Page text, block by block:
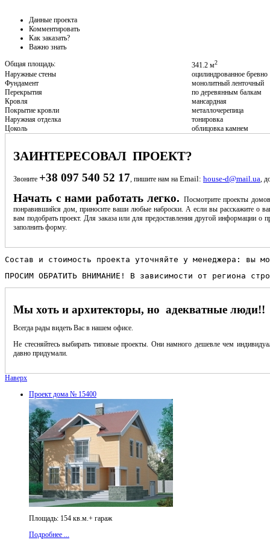
Данные проекта
Комментировать
Как заказать?
Важно знать
Общая площадь:
341.2 м2
Наружные стены
оцилиндрованное бревно
Фундамент
монолитный ленточный
Перекрытия
по деревянным балкам
Кровля
мансардная
Покрытие кровли
металлочерепица
Наружная отделка
тонировка
Цоколь
облицовка камнем
ЗАИНТЕРЕСОВАЛ ПРОЕКТ?
Звоните +38 097 540 52 17 , пишите нам на Email: house-d@mail.ua ,
Начать с нами работать легко. Посмотрите проекты
понравившийся дом, приносите ваши любые наброски. А если вы расскажите о
вам подобрать проект. Для заказа или для предоставления другой информации о
заполнить форму.
Состав и стоимость проекта уточняйте у менеджера:
ПРОСИМ ОБРАТИТЬ ВНИМАНИЕ! В зависимости от региона
Мы хоть и архитекторы, но адекватные люди!!
Всегда рады видеть Вас в нашем офисе.
Не стесняйтесь выбирать типовые проекты. Они намного дешевле чем
давно придумали.
Наверх
Проект дома № 15400
Площадь: 154 кв.м.+ гараж
Подробнее ...